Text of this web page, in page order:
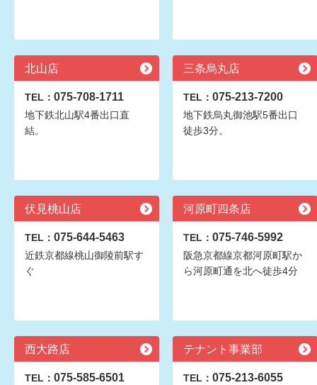
北山店
TEL： 075-708-1711
地下鉄北山駅4番出口直
結。
三条烏丸店
TEL： 075-213-7200
地下鉄烏丸御池駅5番出口
徒歩3分。
伏見桃山店
TEL： 075-644-5463
近鉄京都線桃山御陵前駅す
ぐ
河原町四条店
TEL： 075-746-5992
阪急京都線京都河原町駅か
ら河原町通を北へ徒歩4分
西大路店
TEL： 075-585-6501
テナント事業部
TEL： 075-213-6055